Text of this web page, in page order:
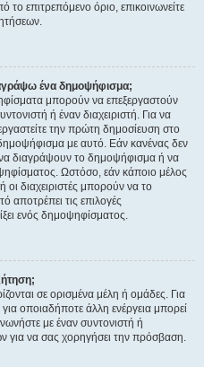
επιτρεπόμενο όριο, επικοινωνείτε
ένα δημοψήφισμα;
μπορούν να επεξεργαστούν
ή έναν διαχειριστή. Για να
την πρώτη δημοσίευση στο
με αυτό. Εάν κανένας δεν
διαγράψουν το δημοψήφισμα ή να
Ωστόσο, εάν κάποιο μέλος
οι διαχειριστές μπορούν να το
αποτρέπει τις επιλογές
ενός δημοψηφίσματος.
σε ορισμένα μέλη ή ομάδες. Για
οποιαδήποτε άλλη ενέργεια μπορεί
με έναν συντονιστή ή
για να σας χορηγήσει την πρόσβαση.